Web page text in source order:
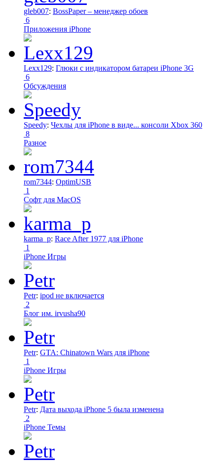
gleb007: BossPaper – менеджер обоев
6
Приложения iPhone
Lexx129: Глюки с индикатором батареи iPhone 3G
6
Обсуждения
Speedy: Чехлы для iPhone в виде... консоли Xbox 360
8
Разное
rom7344: OptimUSB
1
Софт для MacOS
karma_p: Race After 1977 для iPhone
1
iPhone Игры
Petr: ipod не включается
2
Блог им. irvusha90
Petr: GTA: Chinatown Wars для iPhone
1
iPhone Игры
Petr: Дата выхода iPhone 5 была изменена
2
iPhone Темы